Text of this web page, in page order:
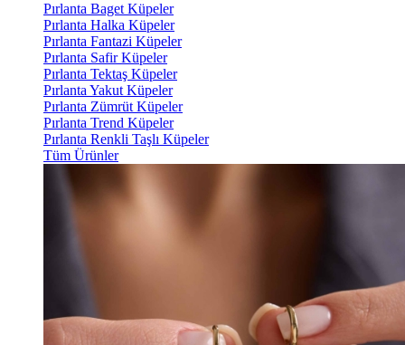
Pırlanta Baget Küpeler
Pırlanta Halka Küpeler
Pırlanta Fantazi Küpeler
Pırlanta Safir Küpeler
Pırlanta Tektaş Küpeler
Pırlanta Yakut Küpeler
Pırlanta Zümrüt Küpeler
Pırlanta Trend Küpeler
Pırlanta Renkli Taşlı Küpeler
Tüm Ürünler